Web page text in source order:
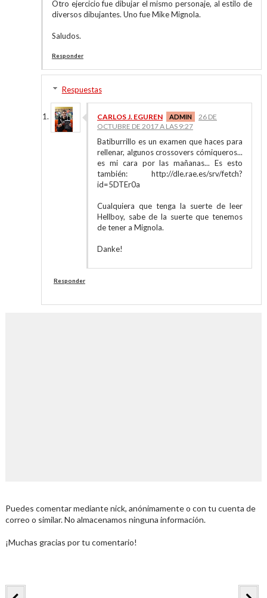
Otro ejercicio fue dibujar el mismo personaje, al estilo de
diversos dibujantes. Uno fue Mike Mignola.
Saludos.
Responder
Respuestas
CARLOS J. EGUREN
26 DE
OCTUBRE DE 2017 A LAS 9:27
Batiburrillo es un examen que haces para
rellenar, algunos crossovers cómiqueros...
es mi cara por las mañanas... Es esto
también: http://dle.rae.es/srv/fetch?
id=5DTEr0a
Cualquiera que tenga la suerte de leer
Hellboy, sabe de la suerte que tenemos
de tener a Mignola.
Danke!
Responder
Puedes comentar mediante nick, anónimamente o con tu cuenta de
correo o similar. No almacenamos ninguna información.
¡Muchas gracias por tu comentario!